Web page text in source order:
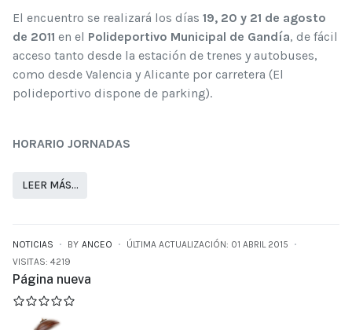
El encuentro se realizará los días 19, 20 y 21 de agosto
de 2011 en el Polideportivo Municipal de Gandía, de fácil
acceso tanto desde la estación de trenes y autobuses,
como desde Valencia y Alicante por carretera (El
polideportivo dispone de parking).
HORARIO JORNADAS
LEER MÁS…
NOTICIAS BY ANCEO
ÚLTIMA ACTUALIZACIÓN: 01 ABRIL 2015
VISITAS: 4219
Página nueva